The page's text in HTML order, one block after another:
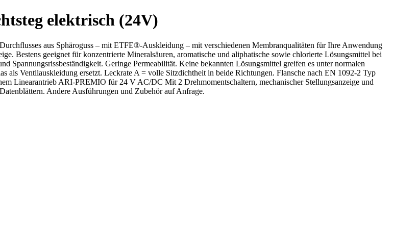
elektrisch (24V)
aus Sphäroguss – mit ETFE®-Auskleidung – mit verschiedenen Membranqualitäten für Ihre Anwendung
Bestens geeignet für konzentrierte Mineralsäuren, aromatische und aliphatische sowie chlorierte Lösungsmittel bei
Spannungsrissbeständigkeit. Geringe Permeabilität. Keine bekannten Lösungsmittel greifen es unter normalen
als Ventilauskleidung ersetzt. Leckrate A = volle Sitzdichtheit in beide Richtungen. Flansche nach EN 1092-2 Typ
Linearantrieb ARI-PREMIO für 24 V AC/DC Mit 2 Drehmomentschaltern, mechanischer Stellungsanzeige und
Andere Ausführungen und Zubehör auf Anfrage.